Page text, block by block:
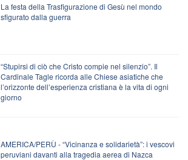
La festa della Trasfigurazione di Gesù nel mondo
sfigurato dalla guerra
“Stupirsi di ciò che Cristo compie nel silenzio”. Il
Cardinale Tagle ricorda alle Chiese asiatiche che
l’orizzonte dell’esperienza cristiana è la vita di ogni
giorno
AMERICA/PERÙ - “Vicinanza e solidarietà”: i vescovi
peruviani davanti alla tragedia aerea di Nazca